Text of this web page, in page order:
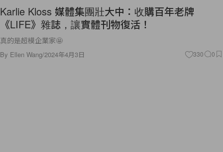
Karlie Kloss 媒體集團壯大中：收購百年老牌
《LIFE》雜誌，讓實體刊物復活！
真的是超模企業家🤩
By Ellen Wang/2024年4月3日 330 0